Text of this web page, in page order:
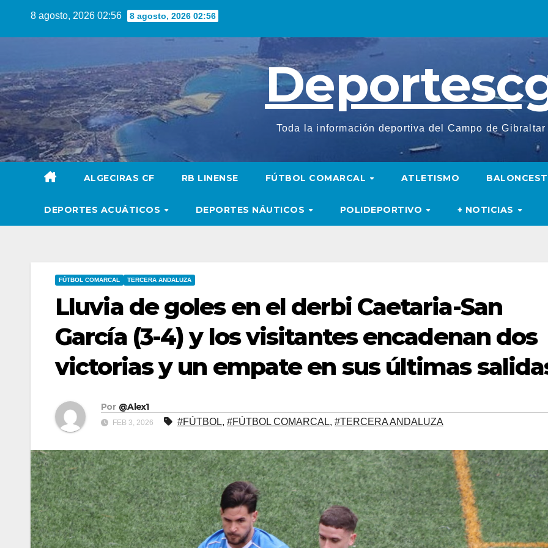
8 agosto, 2026 02:56 8 agosto, 2026 02:56
Toda la información deportiva del Campo de Gibraltar
ALGECIRAS CF RB LINENSE FÚTBOL COMARCAL ATLETISMO
DEPORTES ACUÁTICOS DEPORTES NÁUTICOS POLIDEPORTIVO + NOTICIAS
FÚTBOL COMARCAL TERCERA ANDALUZA
Lluvia de goles en el derbi Caetaria-San
García (3-4) y los visitantes encadenan dos
victorias y un empate en sus últimas
Por @Alex1
FEB 3, 2026 #FÚTBOL, #FÚTBOL COMARCAL, #TERCERA ANDALUZA